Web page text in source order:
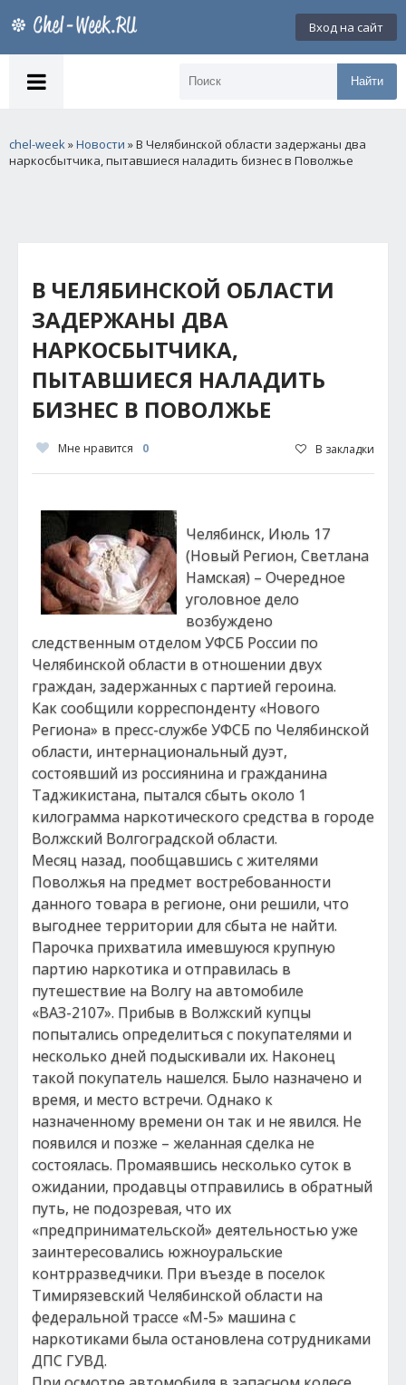
Вход на сайт
Найти
chel-week»Новости » В Челябинской области задержаны два
наркосбытчика, пытавшиеся наладить бизнес в Поволжье
В ЧЕЛЯБИНСКОЙ ОБЛАСТИ
ЗАДЕРЖАНЫ ДВА
НАРКОСБЫТЧИКА,
ПЫТАВШИЕСЯ НАЛАДИТЬ
БИЗНЕС В ПОВОЛЖЬЕ
Мне нравится 0 В закладки
Челябинск, Июль 17
(Новый Регион, Светлана
Намская) – Очередное
уголовное дело
возбуждено
следственным отделом УФСБ России по
Челябинской области в отношении двух
граждан, задержанных с партией героина.
Как сообщили корреспонденту «Нового
Региона» в пресс-службе УФСБ по Челябинской
области, интернациональный дуэт,
состоявший из россиянина и гражданина
Таджикистана, пытался сбыть около 1
килограмма наркотического средства в городе
Волжский Волгоградской области.
Месяц назад, пообщавшись с жителями
Поволжья на предмет востребованности
данного товара в регионе, они решили, что
выгоднее территории для сбыта не найти.
Парочка прихватила имевшуюся крупную
партию наркотика и отправилась в
путешествие на Волгу на автомобиле
«ВАЗ-2107». Прибыв в Волжский купцы
попытались определиться с покупателями и
несколько дней подыскивали их. Наконец
такой покупатель нашелся. Было назначено и
время, и место встречи. Однако к
назначенному времени он так и не явился. Не
появился и позже – желанная сделка не
состоялась. Промаявшись несколько суток в
ожидании, продавцы отправились в обратный
путь, не подозревая, что их
«предпринимательской» деятельностью уже
заинтересовались южноуральские
контрразведчики. При въезде в поселок
Тимирязевский Челябинской области на
федеральной трассе «М-5» машина с
наркотиками была остановлена сотрудниками
ДПС ГУВД.